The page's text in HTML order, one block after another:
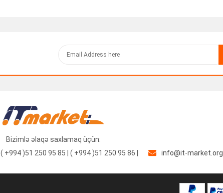
Bizimlə əlaqə saxlamaq üçün:
( +994 )51 250 95 85 | ( +994 )51 250 95 86 | info@it-market.org